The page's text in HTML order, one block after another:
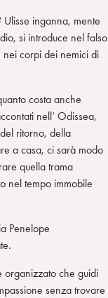
inganna, mente
si introduce nel falso
corpi dei nemici di
costa anche
nell’ Odissea,
ritorno, della
a casa, ci sarà modo
quella trama
nel tempo immobile
Penelope
organizzato che guidi
senza trovare